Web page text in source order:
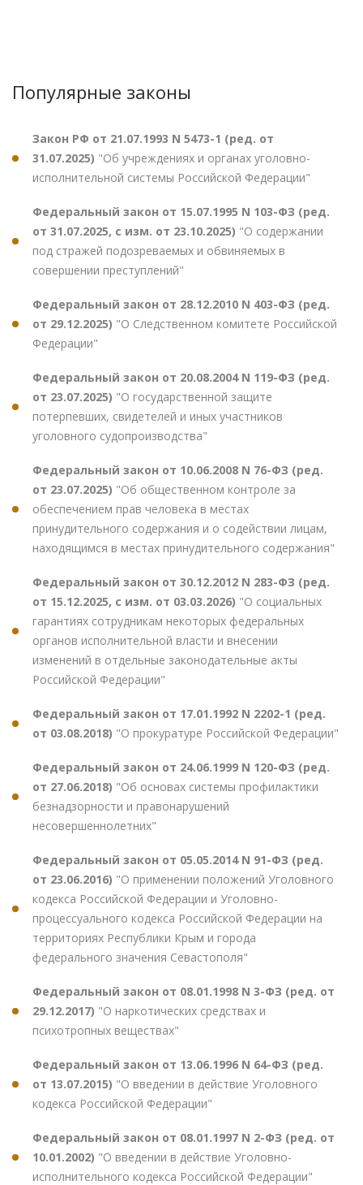
Популярные законы
Закон РФ от 21.07.1993 N 5473-1 (ред. от
31.07.2025) "Об учреждениях и органах уголовно-
исполнительной системы Российской Федерации"
Федеральный закон от 15.07.1995 N 103-ФЗ (ред.
от 31.07.2025, с изм. от 23.10.2025) "О содержании
под стражей подозреваемых и обвиняемых в
совершении преступлений"
Федеральный закон от 28.12.2010 N 403-ФЗ (ред.
от 29.12.2025) "О Следственном комитете Российской
Федерации"
Федеральный закон от 20.08.2004 N 119-ФЗ (ред.
от 23.07.2025) "О государственной защите
потерпевших, свидетелей и иных участников
уголовного судопроизводства"
Федеральный закон от 10.06.2008 N 76-ФЗ (ред.
от 23.07.2025) "Об общественном контроле за
обеспечением прав человека в местах
принудительного содержания и о содействии лицам,
находящимся в местах принудительного содержания"
Федеральный закон от 30.12.2012 N 283-ФЗ (ред.
от 15.12.2025, с изм. от 03.03.2026) "О социальных
гарантиях сотрудникам некоторых федеральных
органов исполнительной власти и внесении
изменений в отдельные законодательные акты
Российской Федерации"
Федеральный закон от 17.01.1992 N 2202-1 (ред.
от 03.08.2018) "О прокуратуре Российской Федерации"
Федеральный закон от 24.06.1999 N 120-ФЗ (ред.
от 27.06.2018) "Об основах системы профилактики
безнадзорности и правонарушений
несовершеннолетних"
Федеральный закон от 05.05.2014 N 91-ФЗ (ред.
от 23.06.2016) "О применении положений Уголовного
кодекса Российской Федерации и Уголовно-
процессуального кодекса Российской Федерации на
территориях Республики Крым и города
федерального значения Севастополя"
Федеральный закон от 08.01.1998 N 3-ФЗ (ред. от
29.12.2017) "О наркотических средствах и
психотропных веществах"
Федеральный закон от 13.06.1996 N 64-ФЗ (ред.
от 13.07.2015) "О введении в действие Уголовного
кодекса Российской Федерации"
Федеральный закон от 08.01.1997 N 2-ФЗ (ред. от
10.01.2002) "О введении в действие Уголовно-
исполнительного кодекса Российской Федерации"